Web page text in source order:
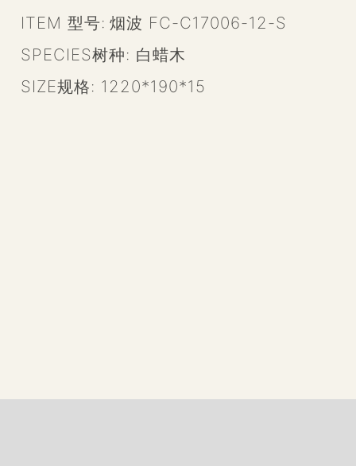
ITEM 型号: 烟波 FC-C17006-12-S
SPECIES树种: 白蜡木
SIZE规格: 1220*190*15